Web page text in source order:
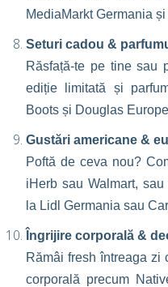
MediaMarkt Germania
Seturi cadou &
Răsfață-te pe tine sau
ediție limitată și
Boots și Douglas
Gustări americane &
Poftă de ceva nou?
iHerb sau Walmart,
la Lidl Germania sau
Îngrijire corporală &
Rămâi fresh întreaga zi
corporală precum